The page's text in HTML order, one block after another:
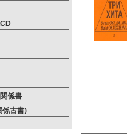
係書
係古書)